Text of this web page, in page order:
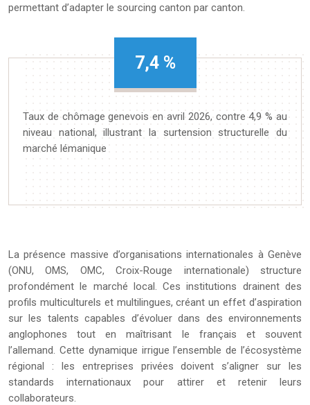
permettant d’adapter le sourcing canton par canton.
7,4%
Taux de chômage genevois en avril 2026, contre 4,9 % au
niveau national, illustrant la surtension structurelle du
marché lémanique
La présence massive d’organisations internationales à Genève
(ONU, OMS, OMC, Croix-Rouge internationale) structure
profondément le marché local. Ces institutions drainent des
profils multiculturels et multilingues, créant un effet d’aspiration
sur les talents capables d’évoluer dans des environnements
anglophones tout en maîtrisant le français et souvent
l’allemand. Cette dynamique irrigue l’ensemble de l’écosystème
régional : les entreprises privées doivent s’aligner sur les
standards internationaux pour attirer et retenir leurs
collaborateurs.